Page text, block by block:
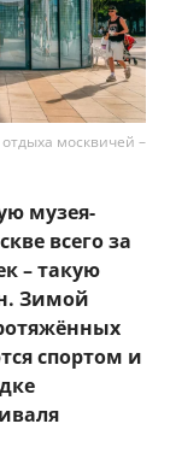
москвичей –
музея-
всего за
– такую
Зимой
спортом и